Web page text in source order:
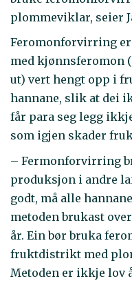
plommeviklar, seier
Feromonforvirring er
med kjønnsferomon
ut) vert hengt opp i
hannane, slik at dei
får para seg legg
som igjen skader
– Fermonforvirring
produksjon i andre
godt, må alle
metoden brukast
år. Ein bør bruka
fruktdistrikt med
Metoden er ikkje lov